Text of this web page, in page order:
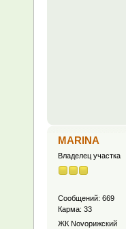
MARINA
Владелец участка
Сообщений: 669
Карма: 33
ЖК Novoрижский